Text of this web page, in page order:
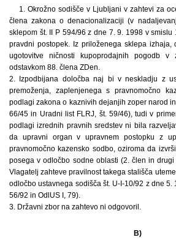
1. Okrožno sodišče v Ljubljani v zahtevi za
člena zakona o denacionalizaciji (v
sklepom št. II P 594/96 z dne 7. 9. 1998 v
pravdni postopek. Iz priloženega sklepa izhaja,
ugotovitve ničnosti kupoprodajnih pogodb
odstavkom 88. člena ZDen.
2. Izpodbijana določba naj bi v neskladju z
premoženja, zaplenjenega s pravnomočno
podlagi zakona o kaznivih dejanjih zoper narod
66/45 in Uradni list FLRJ, št. 59/46), tudi v
podlagi izrednih pravnih sredstev ni bila
da upravni organ v upravnem postopku z
pravnomočno kazensko sodbo, oziroma da
posega v odločbo sodne oblasti (2. člen in drugi
Vlagatelj zahteve pravilnost takega stališča
odločbo ustavnega sodišča št. U-I-10/92 z dne 5.
56/92 in OdlUS I, 79).
3. Državni zbor na zahtevo ni odgovoril.
B)